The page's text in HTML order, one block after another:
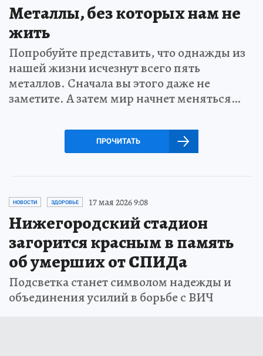
Металлы, без которых нам не
жить
Попробуйте представить, что однажды из
нашей жизни исчезнут всего пять
металлов. Сначала вы этого даже не
заметите. А затем мир начнет меняться…
ПРОЧИТАТЬ
НОВОСТИ ЗДОРОВЬЕ 17 мая 2026 9:08
Нижегородский стадион
загорится красным в память
об умерших от СПИДа
Подсветка станет символом надежды и
объединения усилий в борьбе с ВИЧ